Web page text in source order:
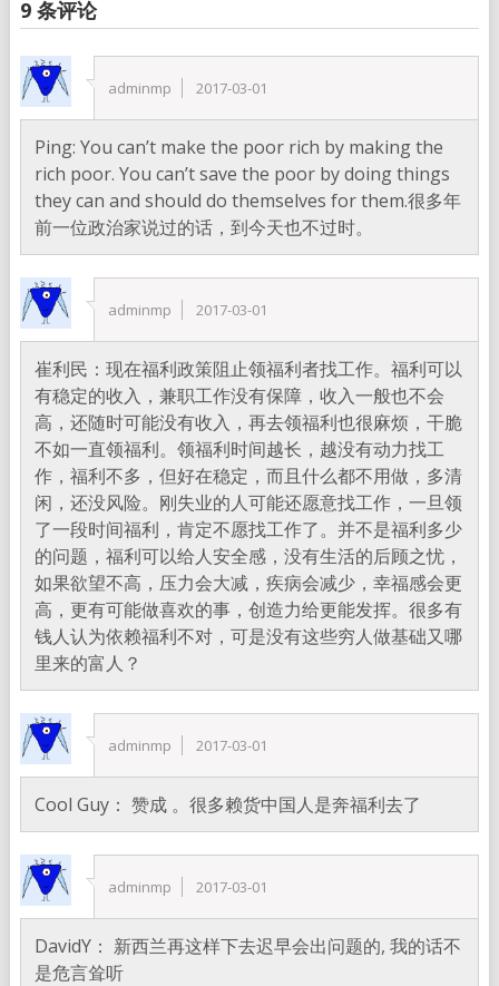
9 条评论
adminmp 2017-03-01
Ping: You can’t make the poor rich by making the
rich poor. You can’t save the poor by doing things
they can and should do themselves for them.很多年
前一位政治家说过的话，到今天也不过时。
adminmp 2017-03-01
崔利民：现在福利政策阻止领福利者找工作。福利可以
有稳定的收入，兼职工作没有保障，收入一般也不会
高，还随时可能没有收入，再去领福利也很麻烦，干脆
不如一直领福利。领福利时间越长，越没有动力找工
作，福利不多，但好在稳定，而且什么都不用做，多清
闲，还没风险。刚失业的人可能还愿意找工作，一旦领
了一段时间福利，肯定不愿找工作了。并不是福利多少
的问题，福利可以给人安全感，没有生活的后顾之忧，
如果欲望不高，压力会大减，疾病会减少，幸福感会更
高，更有可能做喜欢的事，创造力给更能发挥。很多有
钱人认为依赖福利不对，可是没有这些穷人做基础又哪
里来的富人？
adminmp 2017-03-01
Cool Guy： 赞成 。很多赖货中国人是奔福利去了
adminmp 2017-03-01
DavidY： 新西兰再这样下去迟早会出问题的, 我的话不
是危言耸听